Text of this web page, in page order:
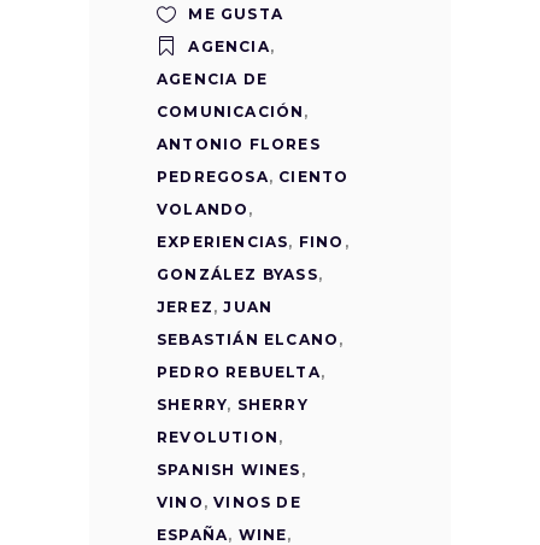
ME GUSTA
AGENCIA,
AGENCIA DE
COMUNICACIÓN ,
ANTONIO FLORES
PEDREGOSA, CIENTO
VOLANDO ,
EXPERIENCIAS, FINO ,
GONZÁLEZ BYASS,
JEREZ ,JUAN
SEBASTIÁN ELCANO ,
PEDRO REBUELTA,
SHERRY, SHERRY
REVOLUTION ,
SPANISH WINES ,
VINO ,VINOS DE
ESPAÑA, WINE,